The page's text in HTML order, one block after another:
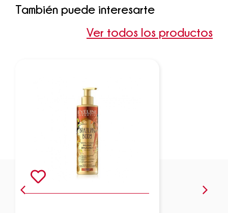
También puede interesarte
Ver todos los productos